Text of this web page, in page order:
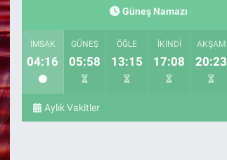
Güneş Namazı
İMSAK
04:16
GÜNEŞ
05:58
ÖĞLE
13:15
İKINDI
17:08
AKŞAM
20:23
Aylık Vakitler